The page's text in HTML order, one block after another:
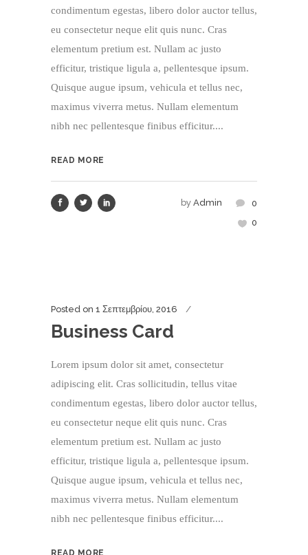
condimentum egestas, libero dolor auctor tellus,
eu consectetur neque elit quis nunc. Cras
elementum pretium est. Nullam ac justo
efficitur, tristique ligula a, pellentesque ipsum.
Quisque augue ipsum, vehicula et tellus nec,
maximus viverra metus. Nullam elementum
nibh nec pellentesque finibus efficitur....
READ MORE
by Admin
0
0
Posted on 1 Σεπτεμβρίου, 2016
Business Card
Lorem ipsum dolor sit amet, consectetur
adipiscing elit. Cras sollicitudin, tellus vitae
condimentum egestas, libero dolor auctor tellus,
eu consectetur neque elit quis nunc. Cras
elementum pretium est. Nullam ac justo
efficitur, tristique ligula a, pellentesque ipsum.
Quisque augue ipsum, vehicula et tellus nec,
maximus viverra metus. Nullam elementum
nibh nec pellentesque finibus efficitur....
READ MORE